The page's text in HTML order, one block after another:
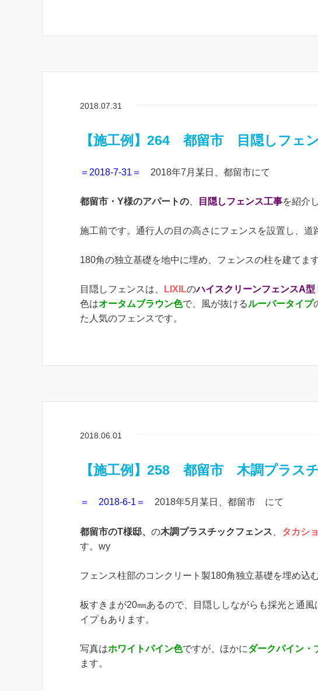
2018.07.31
【施工例】264 都留市 目隠しフェ
＝2018-7-31＝ 2018年7月某日、都留市にて
都留市・Y様のアパートの 目隠しフェンス工事を紹介
施工前です。通行人の目の高さにフェンスを設置し、道
180角の独立基礎を地中に埋め、フェンスの柱を建てま
目隠しフェンスは、 LIXILのハイスクリーンフェンスA型
色はオータムブラウン色で、風が抜けるルーバータイプ
た人気のフェンスです。
2018.06.01
【施工例】258 都留市 木調プラス
＝ 2018-6-1＝ 2018年5月某日、都留市 にて
都留市のT様邸、 の木調プラスチックフェンス タカシ
す。wy
フェンス柱部のコンクリート製180角独立基礎を埋め込
板すきまが20㎜あるので、目隠ししながらも採光と通
イプもあります。
写真はホワイトパイン色ですが、ほかにダークパイン・
ます。